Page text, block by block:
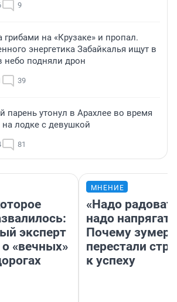
9
грибами на «Крузаке» и пропал.
энергетика Забайкалья ищут в
небо подняли дрон
39
парень утонул в Арахлее во время
на лодке с девушкой
81
эксперт
«вечных»
МНЕНИЕ
«Надо
надо
Почему
перестали
к успеху